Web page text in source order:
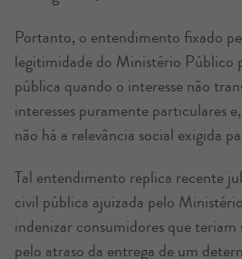
Portanto, o entendimento fixado
legitimidade do Ministério Público
pública quando o interesse não
interesses puramente particulares
não há a relevância social exigida
Tal entendimento replica recente
civil pública ajuizada pelo
indenizar consumidores que
pelo atraso da entrega de um